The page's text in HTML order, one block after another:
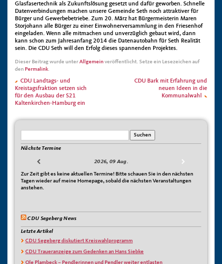
Glasfasertechnik als Zukunftslösung gesetzt und dafür geworben. Schnelle
Datenverbindungen machen unsere Gemeinde Seth noch attraktiver für
Bürger und Gewerbebetriebe. Zum 20. März hat Bürgermeisterin Maren
Storjohann alle Bürger zu einer Einwohnerversammlung in den Friesenhof
eingeladen. Wenn alle mitmachen und unverzüglich gebaut wird, dann
kann schon zum Jahresanfang 2014 die Datenautobahn für Seth Realität
sein. Die CDU Seth will den Erfolg dieses spannenden Projektes.
Dieser Beitrag wurde unterAllgemeinveröffentlicht. Setze ein Lesezeichen auf
den Permalink.
CDU Landtags- und
Kreistagsfraktion setzen sich
für den Ausbau der S21
Kaltenkirchen-Hamburg ein
CDU Bark mit Erfahrung und
neuen Ideen in die
Kommunalwahl
Nächste Termine
2026, 09 Aug.
Zur Zeit gibt es keine aktuellen Termine! Bitte schauen Sie in den nächsten
Tagen wieder auf meine Homepage, sobald die nächsten Veranstaltungen
anstehen.
CDU Segeberg News
Letzte Artikel
CDU Segeberg diskutiert Kreiswahlprogramm
CDU Traueranzeige zum Gedenken an Hans Siebke